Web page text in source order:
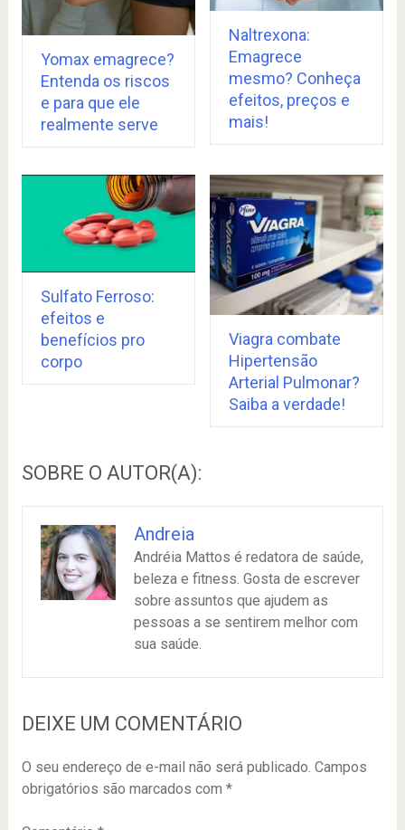
Yomax emagrece?
Entenda os riscos
e para que ele
realmente serve
Naltrexona:
Emagrece
mesmo? Conheça
efeitos, preços e
mais!
Sulfato Ferroso:
efeitos e
benefícios pro
corpo
Viagra combate
Hipertensão
Arterial Pulmonar?
Saiba a verdade!
SOBRE O AUTOR(A):
Andreia
Andréia Mattos é redatora de saúde,
beleza e fitness. Gosta de escrever
sobre assuntos que ajudem as
pessoas a se sentirem melhor com
sua saúde.
DEIXE UM COMENTÁRIO
O seu endereço de e-mail não será publicado. Campos
obrigatórios são marcados com *